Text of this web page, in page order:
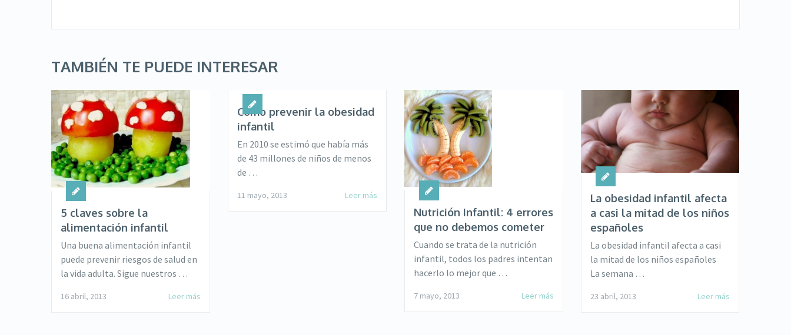
TAMBIÉN TE PUEDE INTERESAR
5 claves sobre la
alimentación infantil
Una buena alimentación infantil
puede prevenir riesgos de salud en
la vida adulta. Sigue nuestros …
16 abril, 2013 Leer más
Cómo prevenir la obesidad
infantil
En 2010 se estimó que había más
de 43 millones de niños de menos
de …
11 mayo, 2013 Leer más
Nutrición Infantil: 4 errores
que no debemos cometer
Cuando se trata de la nutrición
infantil, todos los padres intentan
hacerlo lo mejor que …
7 mayo, 2013 Leer más
La obesidad infantil afecta
a casi la mitad de los niños
españoles
La obesidad infantil afecta a casi
la mitad de los niños españoles
La semana …
23 abril, 2013 Leer más